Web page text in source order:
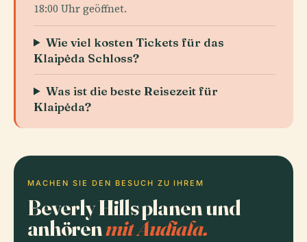
18:00 Uhr geöffnet.
Wie viel kosten Tickets für das
Klaipėda Schloss?
Was ist die beste Reisezeit für
Klaipėda?
MACHEN SIE DEN BESUCH ZU IHREM
Beverly Hills planen und
anhörenmit Audiala.